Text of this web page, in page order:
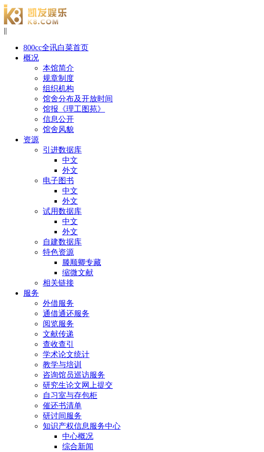
||
800cc全讯白菜首页
概况
本馆简介
规章制度
组织机构
馆舍分布及开放时间
馆报《理工图苑》
信息公开
馆舍风貌
资源
引进数据库
中文
外文
电子图书
中文
外文
试用数据库
中文
外文
自建数据库
特色资源
滕顺卿专藏
缩微文献
相关链接
服务
外借服务
通借通还服务
阅览服务
文献传递
查收查引
学术论文统计
教学与培训
咨询馆员巡访服务
研究生论文网上提交
自习室与存包柜
催还书清单
研讨间服务
知识产权信息服务中心
中心概况
综合新闻